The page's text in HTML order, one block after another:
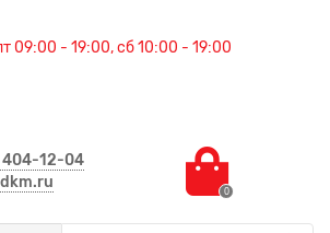
09:00 - 19:00, сб 10:00 - 19:00
404-12-04
0